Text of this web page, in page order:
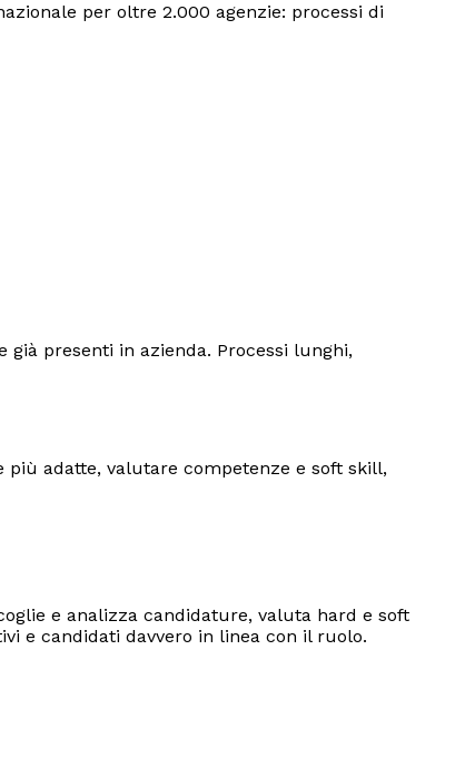
per oltre 2.000 agenzie: processi di
presenti in azienda. Processi lunghi,
adatte, valutare competenze e soft skill,
e analizza candidature, valuta hard e soft
e candidati davvero in linea con il ruolo.